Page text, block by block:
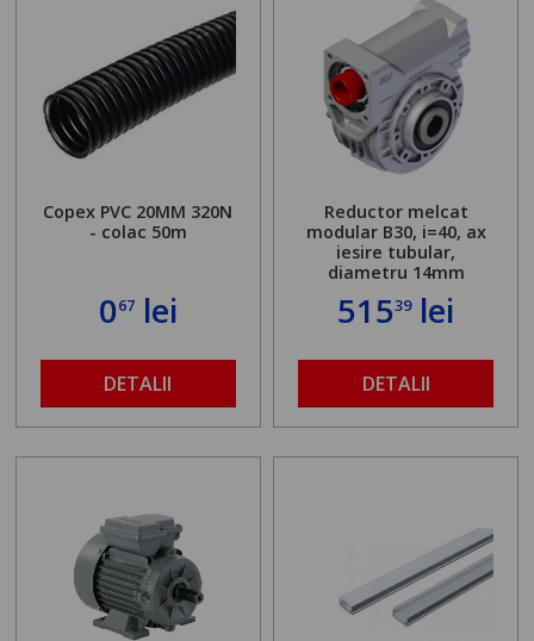
Copex PVC 20MM 320N
- colac 50m
067lei
DETALII
Reductor melcat
modular B30, i=40, ax
iesire tubular,
diametru 14mm
51539lei
DETALII